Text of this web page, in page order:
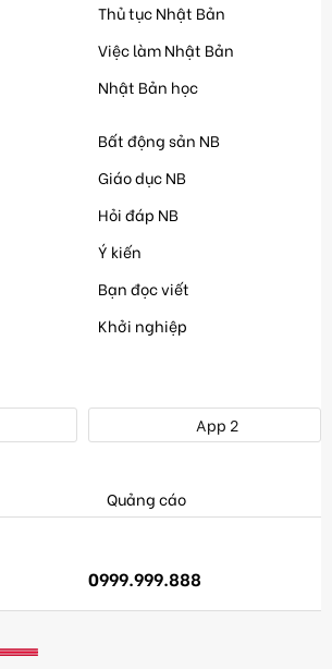
Thủ tục Nhật Bản
Việc làm Nhật Bản
Nhật Bản học
Bất động sản NB
Giáo dục NB
Hỏi đáp NB
Ý kiến
Bạn đọc viết
Khởi nghiệp
App 2
Quảng cáo
0999.999.888